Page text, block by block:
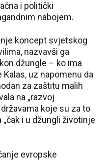
i politički
nabojem.
koncept svjetskog
nazvavši ga
džungle – ko ima
Kalas, uz napomenu da
za zaštitu malih
na „razvoj
koje su za to
i u džungli životinje
evropske